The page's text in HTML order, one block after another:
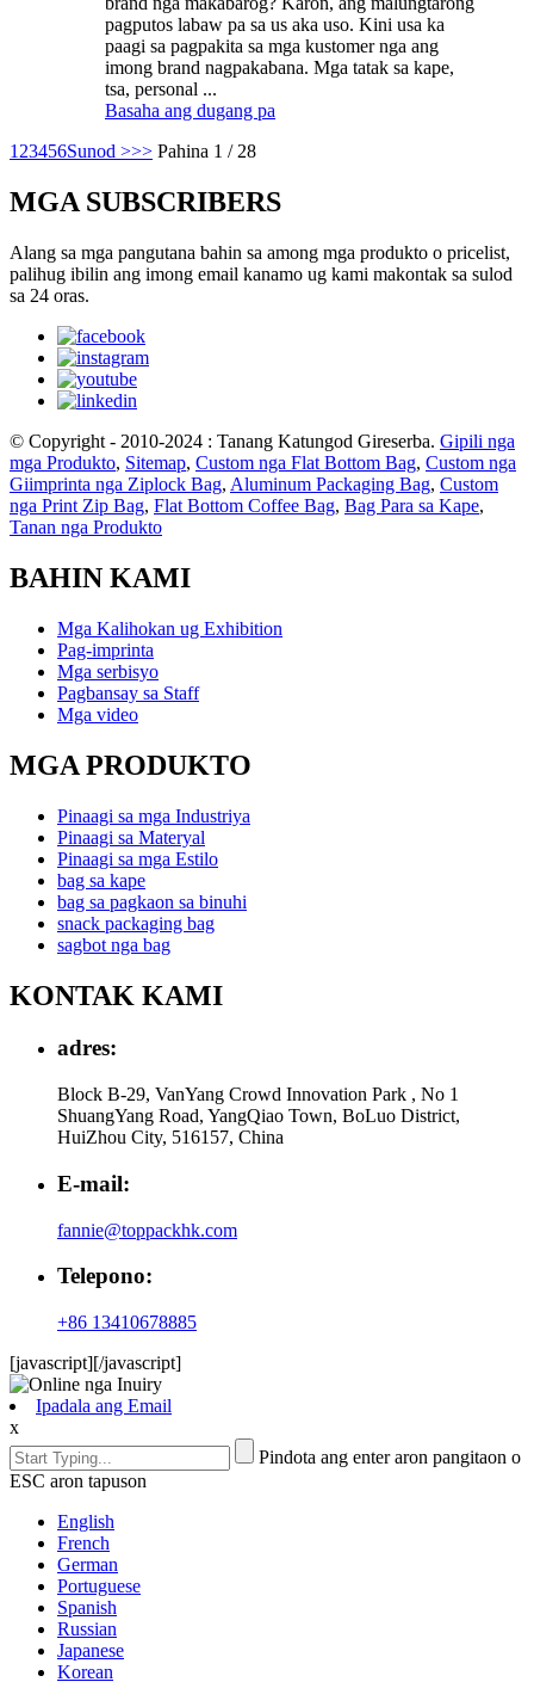
pagputos labaw pa sa us aka uso. Kini usa ka
paagi sa pagpakita sa mga kustomer nga ang
imong brand nagpakabana. Mga tatak sa kape,
tsa, personal ...
Basaha ang dugang pa
1 23456Sunod >>> Pahina 1 / 28
MGA SUBSCRIBERS
Alang sa mga pangutana bahin sa among mga produkto o pricelist,
palihug ibilin ang imong email kanamo ug kami makontak sa sulod
sa 24 oras.
© Copyright - 2010-2024 : Tanang Katungod Gireserba. Gipili nga
mga Produkto, Sitemap, Custom nga Flat Bottom Bag, Custom nga
Giimprinta nga Ziplock Bag, Aluminum Packaging Bag, Custom
nga Print Zip Bag, Flat Bottom Coffee Bag, Bag Para sa Kape,
Tanan nga Produkto
BAHIN KAMI
Mga Kalihokan ug Exhibition
Pag-imprinta
Mga serbisyo
Pagbansay sa Staff
Mga video
MGA PRODUKTO
Pinaagi sa mga Industriya
Pinaagi sa Materyal
Pinaagi sa mga Estilo
bag sa kape
bag sa pagkaon sa binuhi
snack packaging bag
sagbot nga bag
KONTAK KAMI
adres:
Block B-29, VanYang Crowd Innovation Park , No 1
ShuangYang Road, YangQiao Town, BoLuo District,
HuiZhou City, 516157, China
E-mail:
fannie@toppackhk.com
Telepono:
+86 13410678885
[javascript][/javascript]
Ipadala ang Email
x
Pindota ang enter aron pangitaon o
ESC aron tapuson
English
French
German
Portuguese
Spanish
Russian
Japanese
Korean